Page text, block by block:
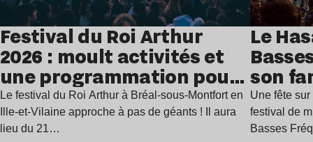
Festival du Roi Arthur
2026 : moult activités et
une programmation pour
festoyer
Le festival du Roi Arthur à Bréal-sous-Montfort en
Ille-et-Vilaine approche à pas de géants ! Il aura
lieu du 21…
Le
son
juillet
Une fête
festival de
Basses